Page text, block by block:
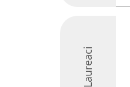
Laureaci